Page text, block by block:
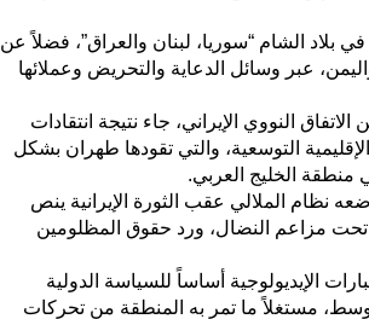
بلاد الشام “سوريا، لبنان والعراق”، فضلاً عن
عبر وسائل الدعاية والتحريض وعملائها
النووي الإيراني، جاء نتيجة انتقادات
التوسعية، والتي تقودها طهران بشكل
منطقة الخليج العربي.
نظام الملالي عقب الثورة الإيرانية ينص
مزاعم النضال، ورد حقوق المظلومين
الإيديولوجية أساساً للسياسة الدولية
مستغلاً ما تمر به المنطقة من تحركات